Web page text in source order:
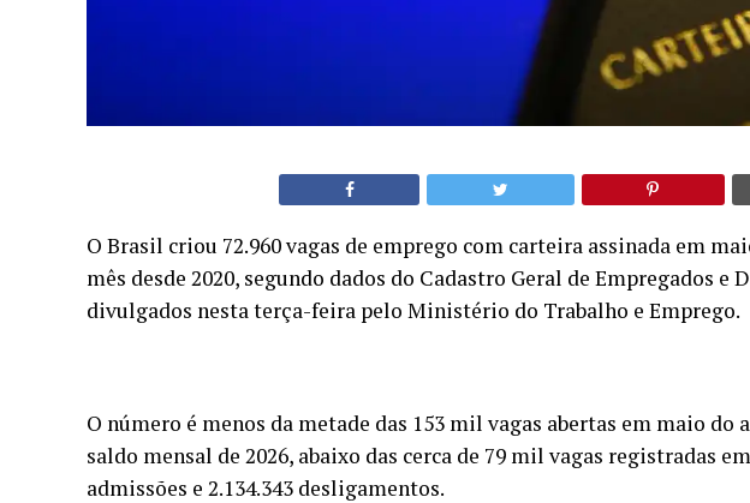
O Brasil criou 72.960 vagas de emprego com carteira assinada em
mês desde 2020, segundo dados do Cadastro Geral de Empregados e
divulgados nesta terça-feira pelo Ministério do Trabalho e Emprego.
O número é menos da metade das 153 mil vagas abertas em maio do
saldo mensal de 2026, abaixo das cerca de 79 mil vagas registradas
admissões e 2.134.343 desligamentos.